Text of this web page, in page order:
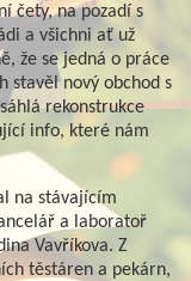
čety, na pozadí s
a všichni ať už
že se jedná o práce
stavěl nový obchod s
rekonstrukce
info, které nám
na stávajícím
a laboratoř
Vavříkova. Z
těstáren a pekárn,